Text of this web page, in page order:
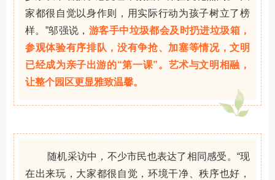
家都很自觉以身作则，用实际行动为孩子树立了榜
样。”邬强说， 游客手中垃圾都会及时扔进垃圾箱，
参观体验有序排队，没有争抢、加塞等情况，文明
已经成为亲子出游的“第一课”。艺术与文明相融，
让整个园区更显雅致温馨。
随机采访中，不少市民也表达了相同感受。“现
在出来玩，大家都很自觉，环境干净、秩序也好，